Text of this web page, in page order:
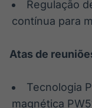
Regulação
contínua para
Atas de
Tecnologia
magnética